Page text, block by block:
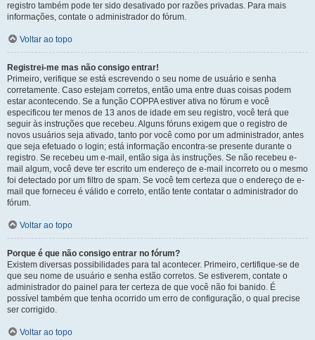
registro também pode ter sido desativado por razões privadas. Para mais
informações, contate o administrador do fórum.
Voltar ao topo
Registrei-me mas não consigo entrar!
Primeiro, verifique se está escrevendo o seu nome de usuário e senha
corretamente. Caso estejam corretos, então uma entre duas coisas podem
estar acontecendo. Se a função COPPA estiver ativa no fórum e você
especificou ter menos de 13 anos de idade em seu registro, você terá que
seguir às instruções que recebeu. Alguns fóruns exigem que o registro de
novos usuários seja ativado, tanto por você como por um administrador, antes
que seja efetuado o login; está informação encontra-se presente durante o
registro. Se recebeu um e-mail, então siga às instruções. Se não recebeu e-
mail algum, você deve ter escrito um endereço de e-mail incorreto ou o mesmo
foi detectado por um filtro de spam. Se você tem certeza que o endereço de e-
mail que forneceu é válido e correto, então tente contatar o administrador do
fórum.
Voltar ao topo
Porque é que não consigo entrar no fórum?
Existem diversas possibilidades para tal acontecer. Primeiro, certifique-se de
que seu nome de usuário e senha estão corretos. Se estiverem, contate o
administrador do painel para ter certeza de que você não foi banido. É
possível também que tenha ocorrido um erro de configuração, o qual precise
ser corrigido.
Voltar ao topo